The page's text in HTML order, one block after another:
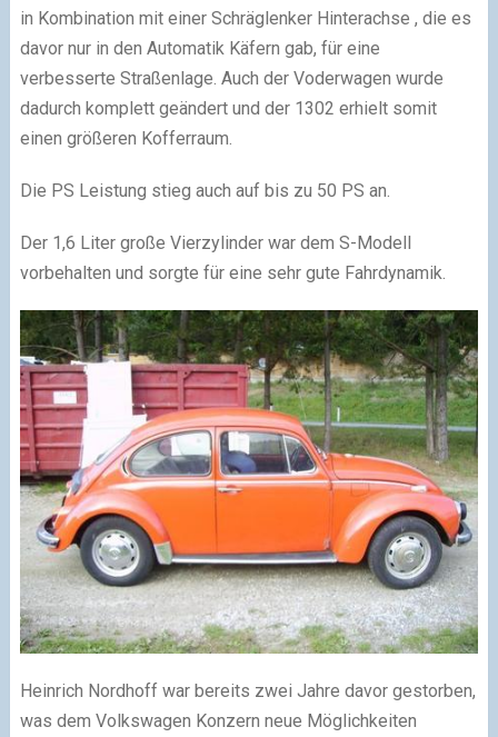
in Kombination mit einer Schräglenker Hinterachse , die es
davor nur in den Automatik Käfern gab, für eine
verbesserte Straßenlage. Auch der Voderwagen wurde
dadurch komplett geändert und der 1302 erhielt somit
einen größeren Kofferraum.
Die PS Leistung stieg auch auf bis zu 50 PS an.
Der 1,6 Liter große Vierzylinder war dem S-Modell
vorbehalten und sorgte für eine sehr gute Fahrdynamik.
Heinrich Nordhoff war bereits zwei Jahre davor gestorben,
was dem Volkswagen Konzern neue Möglichkeiten